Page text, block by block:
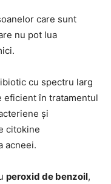
care sunt
nu pot lua
cu spectru larg
eficient în tratamentul
și
citokine
acneei.
peroxid de benzoil,